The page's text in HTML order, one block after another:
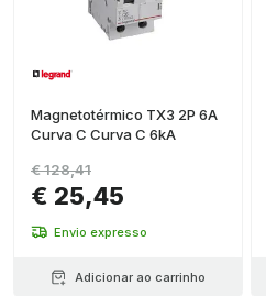
Magnetotérmico TX3 2P 6A
Curva C Curva C 6kA
€ 25,45
€ 128,41
Envio expresso
Adicionar ao carrinho